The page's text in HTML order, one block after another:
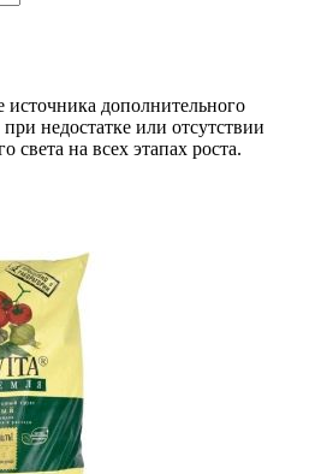
источника дополнительного
недостатке или отсутствии
света на всех этапах роста.